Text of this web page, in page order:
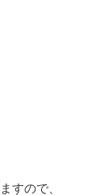
すので、